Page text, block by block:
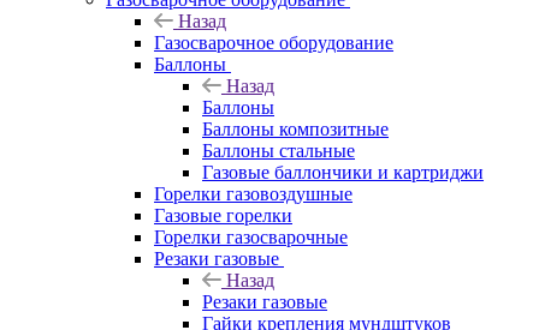
Назад
Газосварочное оборудование
Баллоны
Назад
Баллоны
Баллоны композитные
Баллоны стальные
Газовые баллончики и картриджи
Горелки газовоздушные
Газовые горелки
Горелки газосварочные
Резаки газовые
Назад
Резаки газовые
Гайки крепления мундштуков